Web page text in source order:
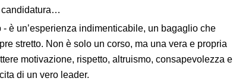
candidatura…
- è un’esperienza indimenticabile, un bagaglio che
stretto. Non è solo un corso, ma una vera e propria
motivazione, rispetto, altruismo, consapevolezza e
di un vero leader.